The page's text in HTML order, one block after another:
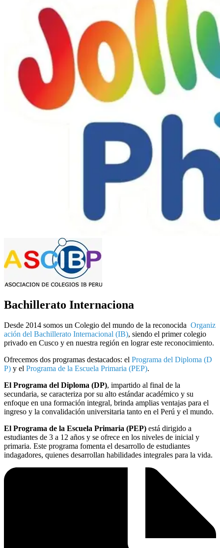
Bachillerato Internaciona
Desde 2014 somos un Colegio del mundo de la reconocida Organiz
ación del Bachillerato Internacional (IB), siendo el primercolegio
privado en Cusco y en nuestra región en lograr este reconocimiento.
Ofrecemos dos programas destacados: el Programa del Diploma (D
P) y el Programa de la Escuela Primaria (PEP).
El Programa del Diploma (DP), impartido al final de la
secundaria, se caracteriza por su alto estándar académico y su
enfoque en una formación integral, brinda amplias ventajas para el
ingreso y la convalidación universitaria tanto en el Perú y el mundo.
El Programa de la Escuela Primaria (PEP) está dirigido a
estudiantes de 3 a 12 años y se ofrece en los niveles de inicial y
primaria. Este programa fomenta el desarrollo de estudiantes
indagadores, quienes desarrollan habilidades integrales para la vida.